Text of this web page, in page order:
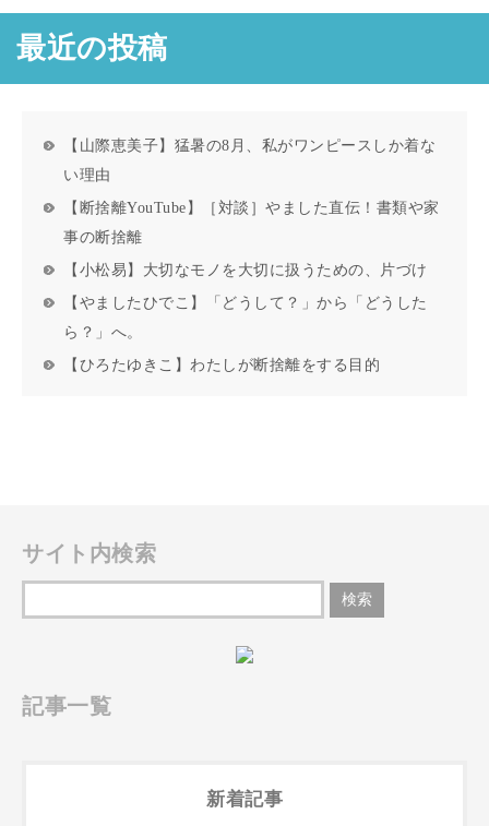
最近の投稿
【山際恵美子】猛暑の8月、私がワンピースしか着な
い理由
【断捨離YouTube】［対談］やました直伝！書類や家
事の断捨離
【小松易】大切なモノを大切に扱うための、片づけ
【やましたひでこ】「どうして？」から「どうした
ら？」へ。
【ひろたゆきこ】わたしが断捨離をする目的
サイト内検索
記事一覧
新着記事